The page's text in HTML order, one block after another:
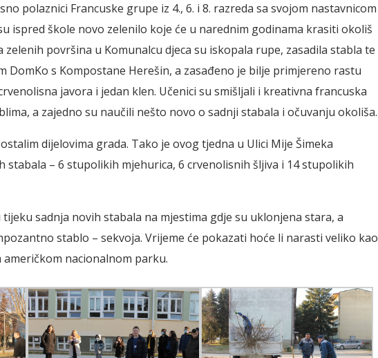
polaznici Francuske grupe iz 4., 6. i 8. razreda sa svojom nastavnicom
ispred škole novo zelenilo koje će u narednim godinama krasiti okoliš
zelenih površina u Komunalcu djeca su iskopala rupe, zasadila stabla te
DomKo s Kompostane Herešin, a zasađeno je bilje primjereno rastu
javora i jedan klen. Učenici su smišljali i kreativna francuska
a zajedno su naučili nešto novo o sadnji stabala i očuvanju okoliša.
dijelovima grada. Tako je ovog tjedna u Ulici Mije Šimeka
stabala – 6 stupolikih mjehurica, 6 crvenolisnih šljiva i 14 stupolikih
tijeku sadnja novih stabala na mjestima gdje su uklonjena stara, a
stablo – sekvoja. Vrijeme će pokazati hoće li narasti veliko kao
nacionalnom parku.